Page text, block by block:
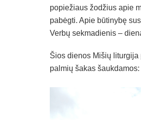
popiežiaus žodžius apie
pabėgti. Apie būtinybę
Verbų sekmadienis –
Šios dienos Mišių
palmių šakas